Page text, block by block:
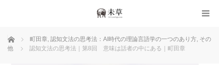
ホーム 町田章, 認知文法の思考法：AI時代の理論言語学の一つのあり方, その
他
認知文法の思考法｜第8回 意味は話者の中にある｜町田章